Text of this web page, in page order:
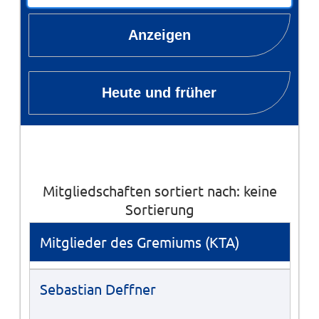
Anzeigen
Heute und früher
Mitgliedschaften sortiert nach: keine
Sortierung
Mitglieder des Gremiums (KTA)
Sebastian Deffner